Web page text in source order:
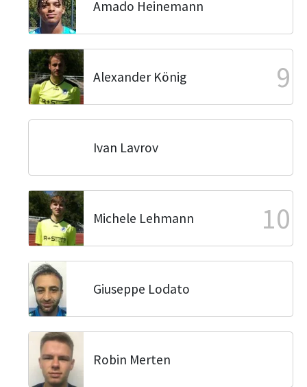
Amado Heinemann
Alexander König 9
Ivan Lavrov
Michele Lehmann 10
Giuseppe Lodato
Robin Merten